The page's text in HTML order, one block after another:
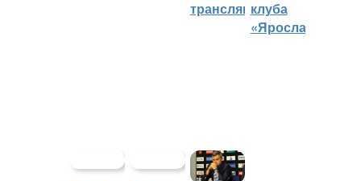
трансляцийклуба
«Ярославич»